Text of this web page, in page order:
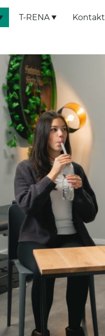
T-RENA Kontakt